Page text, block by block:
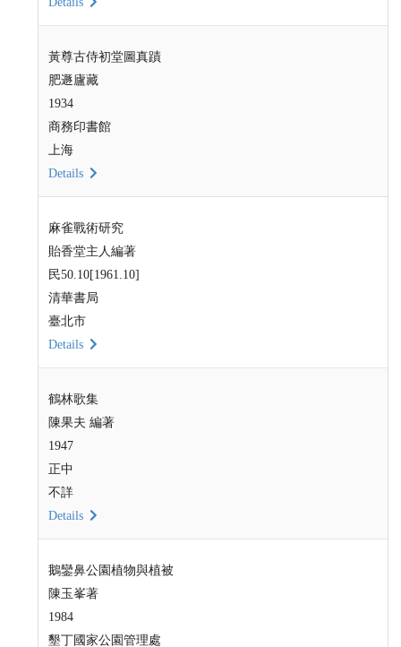
黃尊古侍初堂圖真蹟
肥遯廬藏
1934
商務印書館
上海
Details
麻雀戰術研究
貽香堂主人編著
民50.10[1961.10]
清華書局
臺北市
Details
鶴林歌集
陳果夫 編著
1947
正中
不詳
Details
鵝鑾鼻公園植物與植被
陳玉峯著
1984
墾丁國家公園管理處